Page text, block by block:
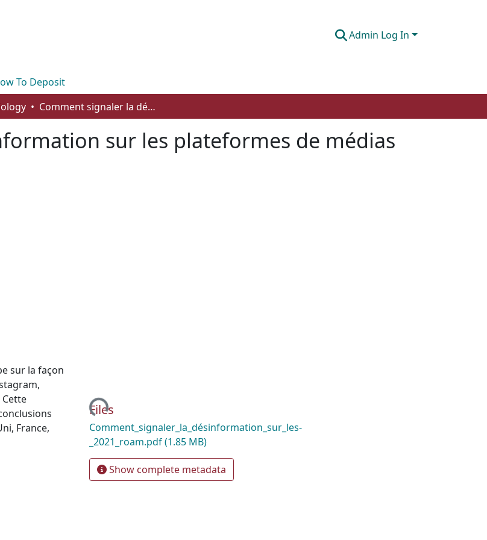
Admin Log In
To Deposit
Comment signaler la désinformation sur les plateformes de médias sociaux
sur les plateformes de médias
sur la façon
Cette
France,
Loading...
Files
Comment_signaler_la_désinformation_sur_les-
_2021_roam.pdf(1.85 MB)
Show complete metadata